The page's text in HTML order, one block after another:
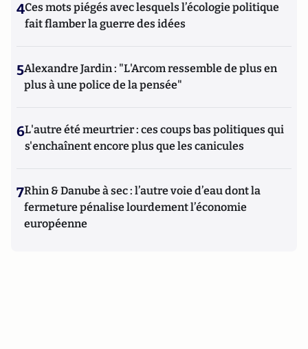
4Ces mots piégés avec lesquels l’écologie politique
fait flamber la guerre des idées
5Alexandre Jardin : "L'Arcom ressemble de plus en
plus à une police de la pensée"
6L'autre été meurtrier : ces coups bas politiques qui
s'enchaînent encore plus que les canicules
7Rhin & Danube à sec : l’autre voie d’eau dont la
fermeture pénalise lourdement l’économie
européenne